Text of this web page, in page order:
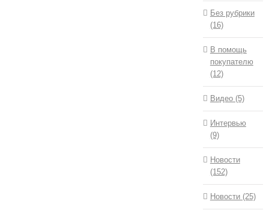
Без рубрики
(16)
В помощь
покупателю
(12)
Видео (5)
Интервью
(9)
Новости
(152)
Новости (25)